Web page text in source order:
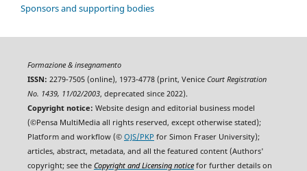
Sponsors and supporting bodies
Formazione & insegnamento
ISSN: 2279-7505 (online), 1973-4778 (print, Venice Court Registration
No. 1439, 11/02/2003, deprecated since 2022).
Copyright notice: Website design and editorial business model
(©Pensa MultiMedia all rights reserved, except otherwise stated);
Platform and workflow (© OJS/PKP for Simon Fraser University);
articles, abstract, metadata, and all the featured content (Authors'
copyright; see the Copyright and Licensing noticefor further details on